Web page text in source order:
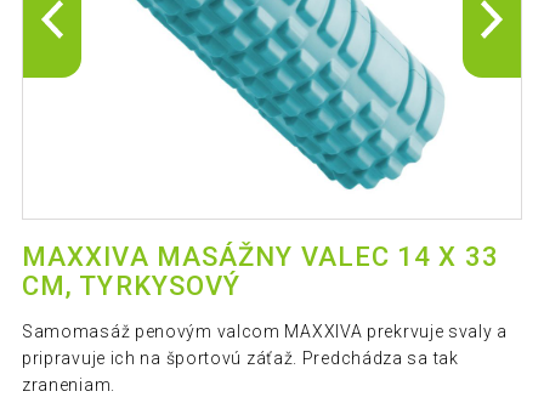
MAXXIVA MASÁŽNY VALEC 14 X 33
CM, TYRKYSOVÝ
Samomasáž penovým valcom MAXXIVA prekrvuje svaly a
pripravuje ich na športovú záťaž. Predchádza sa tak
zraneniam.